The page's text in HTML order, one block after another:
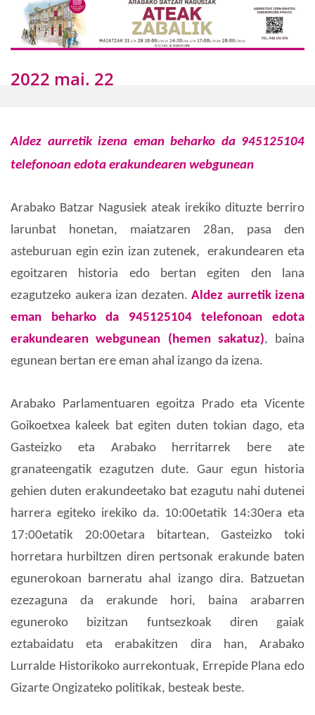
2022 mai. 22
Aldez aurretik izena eman beharko da 945125104
telefonoan edota erakundearen webgunean
Arabako Batzar Nagusiek ateak irekiko dituzte berriro
larunbat honetan, maiatzaren 28an, pasa den
asteburuan egin ezin izan zutenek,erakundearen eta
egoitzaren historia edo bertan egiten den lana
ezagutzeko aukera izan dezaten. Aldez aurretik izena
eman beharko da
945125104 telefonoan
edota
erakundearen webgunean (hemen sakatuz), baina
egunean bertan ere eman ahal izango da izena.
Arabako Parlamentuaren egoitza Prado eta Vicente
Goikoetxea kaleek bat egiten duten tokian dago, eta
Gasteizko eta Arabako herritarrek bere ate
granateengatik ezagutzen dute. Gaur egun historia
gehien duten erakundeetako bat ezagutu nahi dutenei
harrera egiteko irekiko da. 10:00etatik 14:30era eta
17:00etatik 20:00etara bitartean, Gasteizko toki
horretara hurbiltzen diren pertsonak erakunde baten
egunerokoan barneratu ahal izango dira. Batzuetan
ezezaguna da erakunde hori, baina arabarren
eguneroko bizitzan funtsezkoak diren gaiak
eztabaidatu eta erabakitzen dira han, Arabako
Lurralde Historikoko aurrekontuak, Errepide Plana edo
Gizarte Ongizateko politikak, besteak beste.